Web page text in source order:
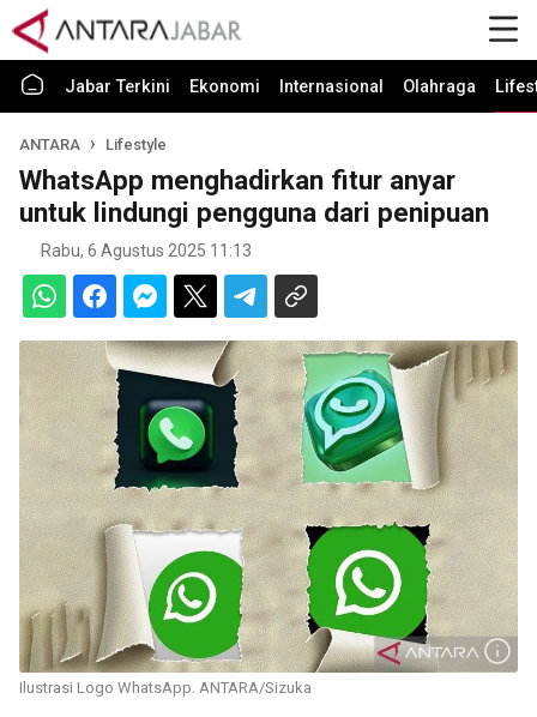
Jabar Terkini Ekonomi Internasional Olahraga
ANTARA Lifestyle
WhatsApp menghadirkan fitur anyar
untuk lindungi pengguna dari penipuan
Rabu, 6 Agustus 2025 11:13
Ilustrasi Logo WhatsApp. ANTARA/Sizuka